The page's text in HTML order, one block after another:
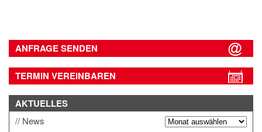
ANFRAGE SENDEN
TERMIN VEREINBAREN
AKTUELLES
News